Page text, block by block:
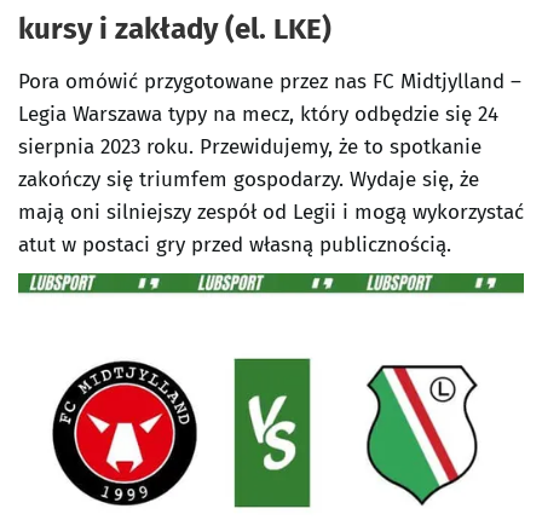
kursy i zakłady (el. LKE)
Pora omówić przygotowane przez nas FC Midtjylland –
Legia Warszawa typy na mecz, który odbędzie się 24
sierpnia 2023 roku. Przewidujemy, że to spotkanie
zakończy się triumfem gospodarzy. Wydaje się, że
mają oni silniejszy zespół od Legii i mogą wykorzystać
atut w postaci gry przed własną publicznością.